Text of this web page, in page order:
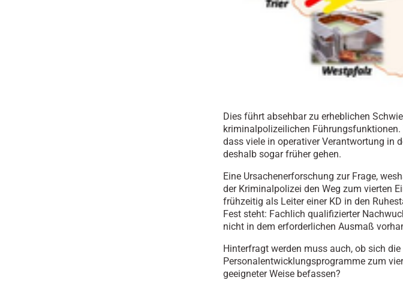
Dies führt absehbar zu erheblichen
kriminalpolizeilichen
dass viele in operativer Verantwortung in
deshalb sogar früher gehen.
Eine Ursachenerforschung zur Frage,
der Kriminalpolizei den Weg zum vierten
frühzeitig als Leiter einer KD in den
Fest steht: Fachlich qualifizierter
nicht in dem erforderlichen Ausmaß
Hinterfragt werden muss auch, ob sich die
Personalentwicklungsprogramme zum
geeigneter Weise befassen?